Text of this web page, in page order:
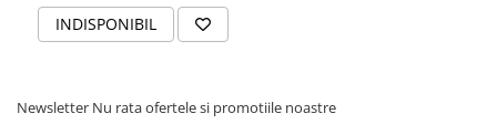
persoanelor juridice
INDISPONIBIL
Newsletter Nu rata ofertele si promotiile noastre